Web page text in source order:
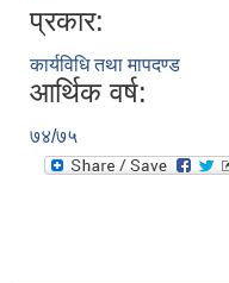
प्रकार:
कार्यविधि तथा मापदण्ड
आर्थिक वर्ष:
७४/७५